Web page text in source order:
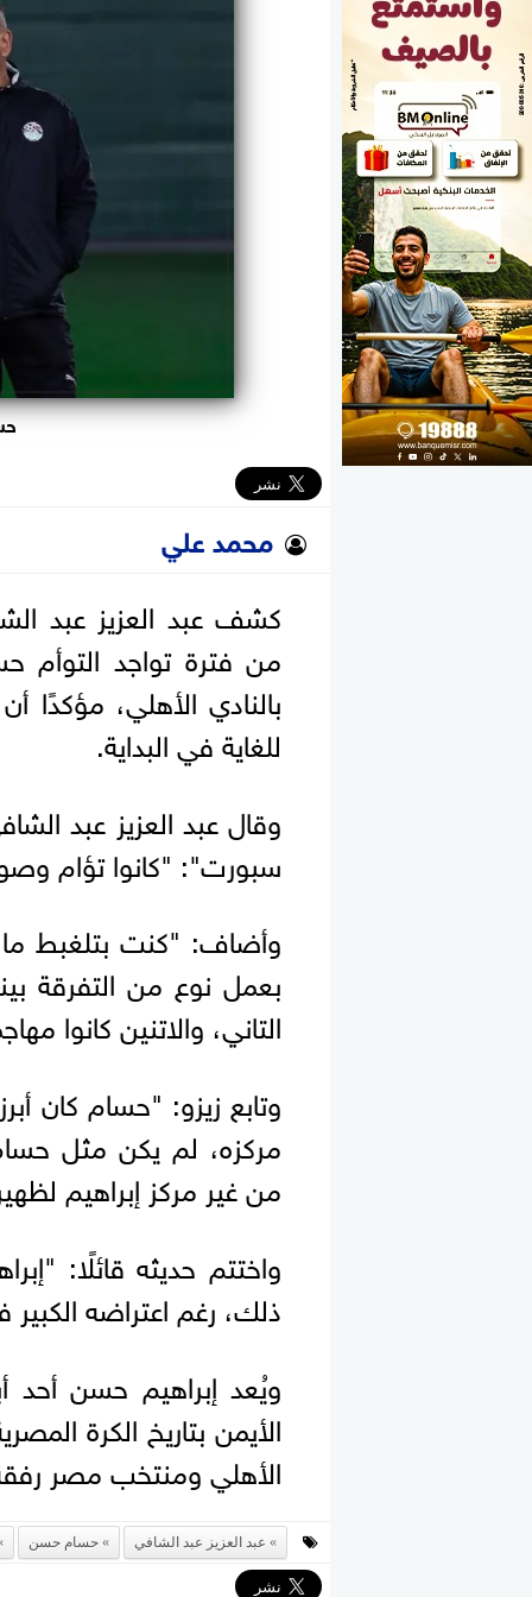
محمد علي
كشف عبد العزيز عبد
من فترة تواجد التوأم
بالنادي الأهلي، مؤكدًا
للغاية في البداية.
وقال عبد العزيز عبد
سبورت": "كانوا تؤام
وأضاف: "كنت بتلغبط ما
بعمل نوع من التفرقة
التاني، والاتنين كانوا
وتابع زيزو: "حسام كان
مركزه، لم يكن مثل
من غير مركز إبراهيم
واختتم حديثه قائلًا:
ذلك، رغم اعتراضه الكبير
ويُعد إبراهيم حسن أحد
الأيمن بتاريخ الكرة
الأهلي ومنتخب مصر
عبد العزيز عبد الشافي حسام حسن